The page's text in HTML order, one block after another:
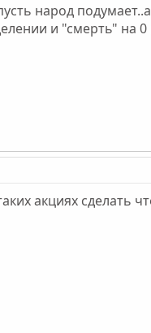
народ
и "смерть" на 0
акциях сделать